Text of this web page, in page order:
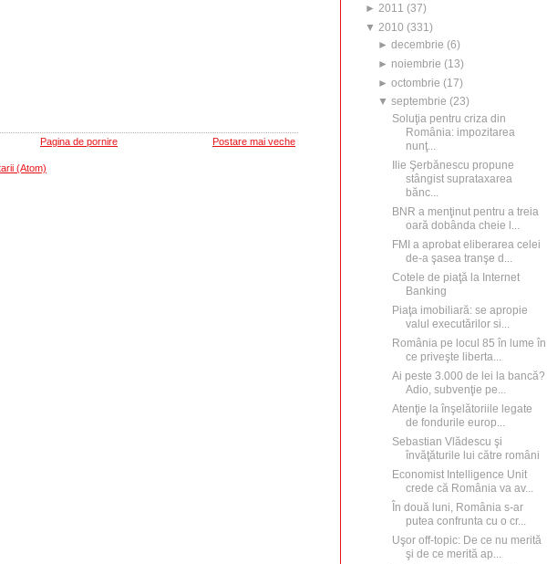
Postare mai veche
Pagina de pornire
(Atom)
► 2011 (37)
▼ 2010 (331 )
►decembrie (6)
► noiembrie (13)
►octombrie (17)
▼septembrie (23)
Soluţia pentru criza din
România: impozitarea
nunţ...
Ilie Şerbănescu propune
stângist suprataxarea
bănc...
BNR a menţinut pentru a treia
oară dobânda cheie l...
FMI a aprobat eliberarea celei
de-a şasea tranşe d...
Cotele de piaţă la Internet
Banking
Piaţa imobiliară: se apropie
valul executărilor si...
România pe locul 85 în lume în
ce priveşte liberta...
Ai peste 3.000 de lei la bancă?
Adio, subvenţie pe...
Atenţie la înşelătoriile legate
de fondurile europ...
Sebastian Vlădescu şi
învăţăturile lui către români
Economist Intelligence Unit
crede că România va av...
În două luni, România s-ar
putea confrunta cu o cr...
Uşor off-topic: De ce nu merită
şi de ce merită ap...